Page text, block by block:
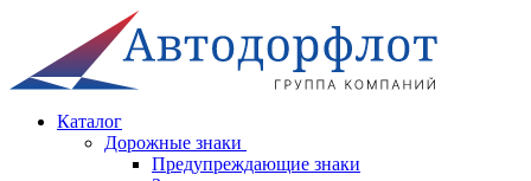
Каталог
Дорожные знаки
Предупреждающие знаки